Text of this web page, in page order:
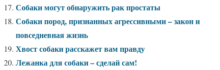
Собаки могут обнаружить рак простаты
Собаки пород, признанных агрессивными – закон и
повседневная жизнь
Хвост собаки расскажет вам правду
Лежанка для собаки – сделай сам!